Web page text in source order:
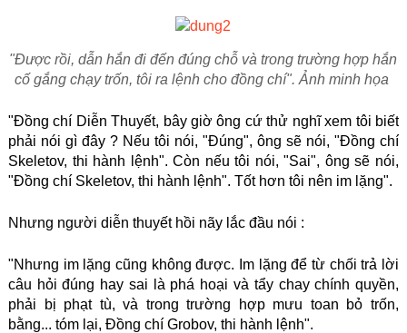
"Được rồi, dẫn hắn đi đến đúng chỗ và trong trường hợp hắn
cố gắng chạy trốn, tôi ra lệnh cho đồng chí". Ảnh minh họa
"Đồng chí Diễn Thuyết, bây giờ ông cứ thử nghĩ xem tôi biết
phải nói gì đây ? Nếu tôi nói, "Đúng", ông sẽ nói, "Đồng chí
Skeletov, thi hành lệnh". Còn nếu tôi nói, "Sai", ông sẽ nói,
"Đồng chí Skeletov, thi hành lệnh". Tốt hơn tôi nên im lặng".
Nhưng người diễn thuyết hồi nãy lắc đầu nói :
"Nhưng im lặng cũng không được. Im lặng để từ chối trả lời
câu hỏi đúng hay sai là phá hoại và tẩy chay chính quyền,
phải bị phạt tù, và trong trường hợp mưu toan bỏ trốn,
bằng... tóm lại, Đồng chí Grobov, thi hành lệnh".